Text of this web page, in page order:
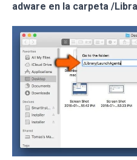
adware en la carpeta /